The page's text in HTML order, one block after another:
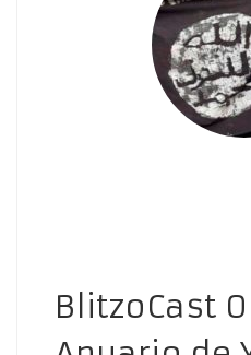
BlitzoCast